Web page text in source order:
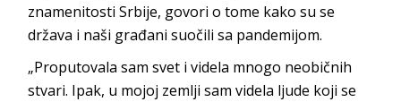
znamenitosti Srbije, govori o tome kako su se
država i naši građani suočili sa pandemijom.
„Proputovala sam svet i videla mnogo neobičnih
stvari. Ipak, u mojoj zemlji sam videla ljude koji se